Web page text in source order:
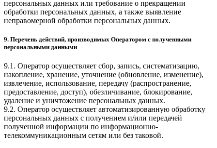
персональных данных или требование о прекращении
обработки персональных данных, а также выявление
неправомерной обработки персональных данных.
9. Перечень действий, производимых Оператором с полученными
персональными данными
9.1. Оператор осуществляет сбор, запись, систематизацию,
накопление, хранение, уточнение (обновление, изменение),
извлечение, использование, передачу (распространение,
предоставление, доступ), обезличивание, блокирование,
удаление и уничтожение персональных данных.
9.2. Оператор осуществляет автоматизированную обработку
персональных данных с получением и/или передачей
полученной информации по информационно-
телекоммуникационным сетям или без таковой.